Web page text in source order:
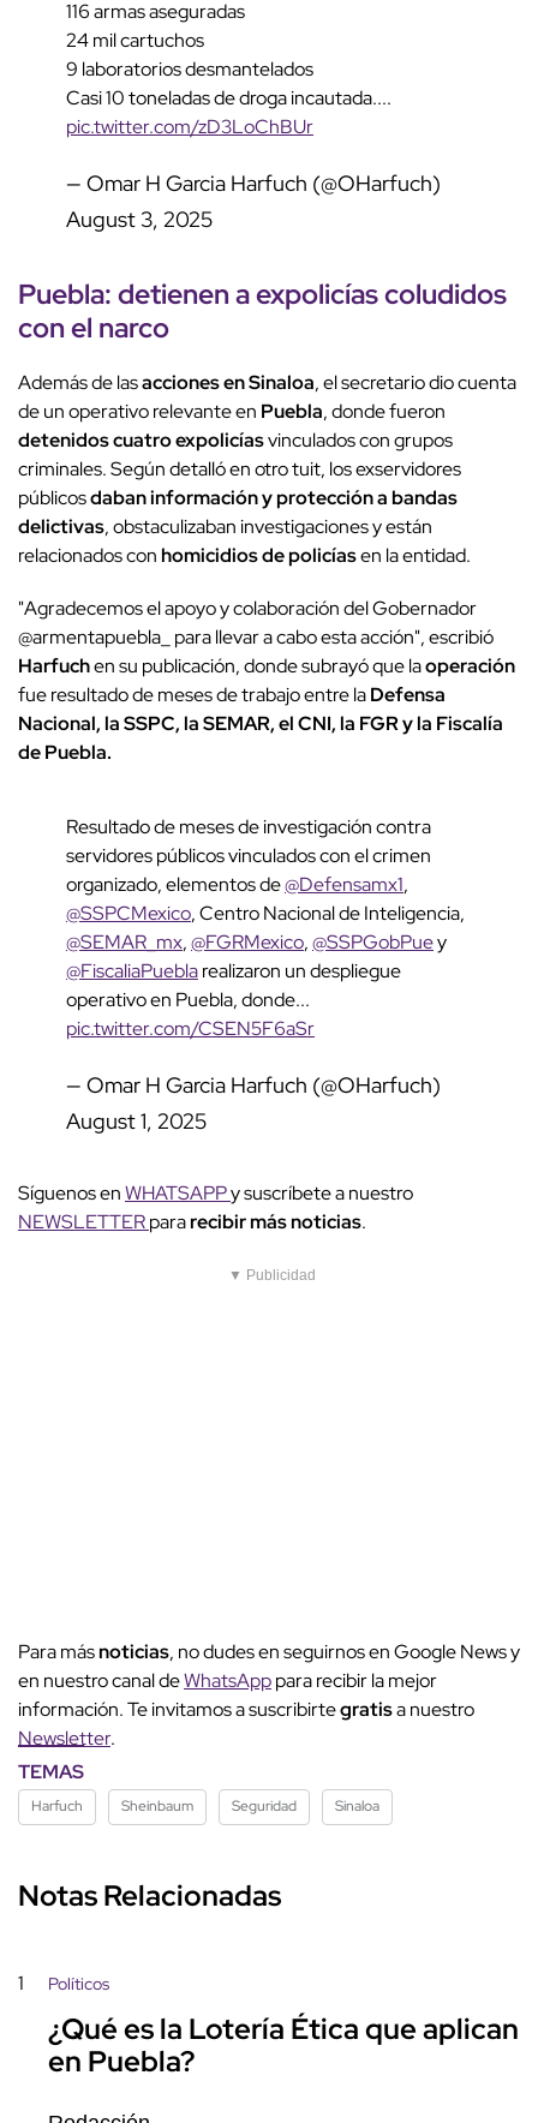
116 armas aseguradas
24 mil cartuchos
9 laboratorios desmantelados
Casi 10 toneladas de droga incautada....
pic.twitter.com/zD3LoChBUr
— Omar H Garcia Harfuch (@OHarfuch)
August 3, 2025
Puebla: detienen a expolicías coludidos
con el narco
Además de lasacciones en Sinaloa, el secretario dio cuenta
de un operativo relevante en Puebla, donde fueron
detenidos cuatro expolicíasvinculados con grupos
criminales. Según detalló en otro tuit, los exservidores
públicosdaban información y protección a bandas
delictivas, obstaculizaban investigaciones y están
relacionados conhomicidios de policíasen la entidad.
"Agradecemos el apoyo y colaboración del Gobernador
@armentapuebla_ para llevar a cabo esta acción", escribió
Harfuchen su publicación, donde subrayó que laoperación
fue resultado de meses de trabajo entre laDefensa
Nacional, la SSPC, la SEMAR, el CNI, la FGR y la Fiscalía
de Puebla.
Resultado de meses de investigación contra
servidores públicos vinculados con el crimen
organizado, elementos de@Defensamx1,
@SSPCMexico, Centro Nacional de Inteligencia,
@SEMAR_mx,@FGRMexico,@SSPGobPuey
@FiscaliaPueblarealizaron un despliegue
operativo en Puebla, donde...
pic.twitter.com/CSEN5F6aSr
— Omar H Garcia Harfuch (@OHarfuch)
August 1, 2025
Síguenos enWHATSAPPy suscríbete a nuestro
NEWSLETTERpararecibir más noticias.
▼ Publicidad
Para másnoticias, no dudes en seguirnos en Google News y
en nuestro canal deWhatsApppara recibir la mejor
información. Te invitamos a suscribirtegratisa nuestro
Newsletter.
TEMAS
Harfuch Sheinbaum Seguridad Sinaloa
Notas Relacionadas
1 Políticos
¿Qué es la Lotería Ética que aplican
en Puebla?